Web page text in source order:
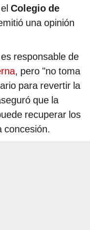
Colegio de
una opinión
responsable de
, pero "no toma
para revertir la
que la
recuperar los
concesión.